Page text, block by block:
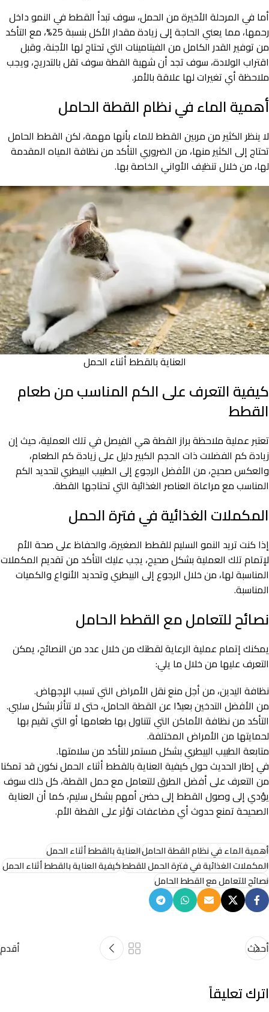
أما في المرحلة الأخيرة من الحمل، سوف تبدأ القطط في النمو داخل
رحمها، مما يعني الحاجة إلى زيادة مقدار الأكل بنسبة 25%، مع التأكد
من توفير القدر الكامل من الفيتامينات التي تحتاج لها الأجنة، وقبل
اقتراب الولادة، سوف تجد أن شهية القطة سوف تقل بالتدريج، ويجب
ملاحظة أي تغيرات لها علاقة بالأمر.
أهمية الماء في نظام القطة الحامل
لا ينظر الكثير من مربين القطط للماء بأنها مهمة، لكن القطط الحامل
تحتاج إلى الكثير منها، من الضروري التأكد من نظافة المياه المقدمة
لها، من خلال تنظيف الأواني الخاصة بها.
العناية بالقطط أثناء الحمل
كيفية التعرف على الكم المناسب من طعام
القطط
تعتبر عملية ملاحظة براز القطة هي الفيصل في تلك العملية، حيث إن
زيادة كم الفضلات ذات الحجم الكبير دليل على زيادة كم الطعام،
والعكس صحيح، من الأفضل الرجوع إلى الطبيب البيطري لتحديد الكم
المناسب مع مراعاة العناصر الغذائية التي تحتاجها القطة.
المكملات الغذائية في فترة الحمل
إذا كنت تريد النمو السليم للقطط الصغيرة، والحفاظ على صحة الأم
لإتمام تلك العملية بشكل صحيح، يجب عليك التأكد من تقديم المكملات
المناسبة لها، من خلال الرجوع إلى البيطري وتحديد الأنواع والكميات
المناسبة.
نصائح للتعامل مع القطط الحامل
يمكنك إتمام عملية الرعاية لقطتك من خلال عدد من النصائح، يمكن
التعرف عليها من خلال ما يلي:
نظافة اليدين، من أجل منع نقل الأمراض التي تسبب الإجهاض.
من الأفضل التدخين بعيدًا عن القطة الحامل، حتى لا تتأثر بشكل سلبي.
التأكد من نظافة الأماكن التي تتناول بها طعامها أو التي تقيم بها
لحمايتها من الأمراض المختلفة.
متابعة الطبيب البيطري بشكل مستمر للتأكد من سلامتها.
في إطار الحديث حول كيفية العناية بالقطط أثناء الحمل نكون قد تمكنا
من التعرف على أفضل الطرق للتعامل مع حمل القطة، كل ذلك سوف
يؤدي إلى وصول القطط إلى حضن أمهم بشكل سليم، كما أن العناية
الصحيحة تمنع حدوث أي مضاعفات تؤثر على القطة الأم.
أهمية الماء في نظام القطة الحاملالعناية بالقطط أثناء الحمل
المكملات الغذائية في فترة الحمل للقططكيفية العناية بالقطط أثناء الحمل
نصائح للتعامل مع القطط الحامل
أحدث أقدم
اترك تعليقاً